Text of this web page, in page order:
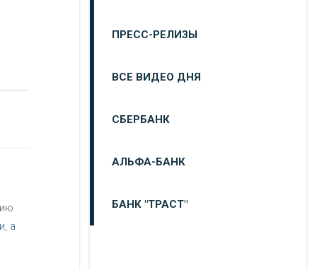
а
ПРЕСС-РЕЛИЗЫ
ВСЕ ВИДЕО ДНЯ
СБЕРБАНК
АЛЬФА-БАНК
БАНК "ТРАСТ"